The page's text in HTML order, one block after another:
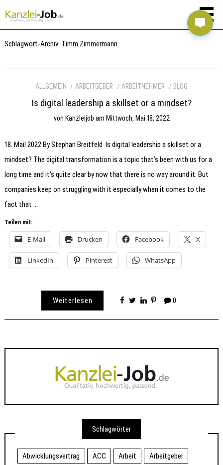
Schlagwort-Archiv: Timm Zimmermann
ALLGEMEIN ARBEITGEBER ARBEITNEHMER BLOG
Is digital leadership a skillset or a mindset?
von Kanzleijob am Mittwoch, Mai 18, 2022
18. Mail 2022 By Stephan Breitfeld Is digital leadership a skillset or a
mindset? The digital transformation is a topic that’s been with us for a
long time and it’s quite clear by now that there is no way around it. But
companies keep on struggling with it especially when it comes to the
fact that …
Teilen mit:
E-Mail Drucken Facebook X
LinkedIn Pinterest WhatsApp
Weiterlesen 0
Schlagwörter
Abwicklungsvertrag ACC Arbeit
Arbeitgeber